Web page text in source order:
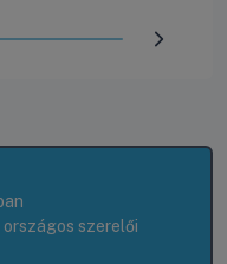
szerelői